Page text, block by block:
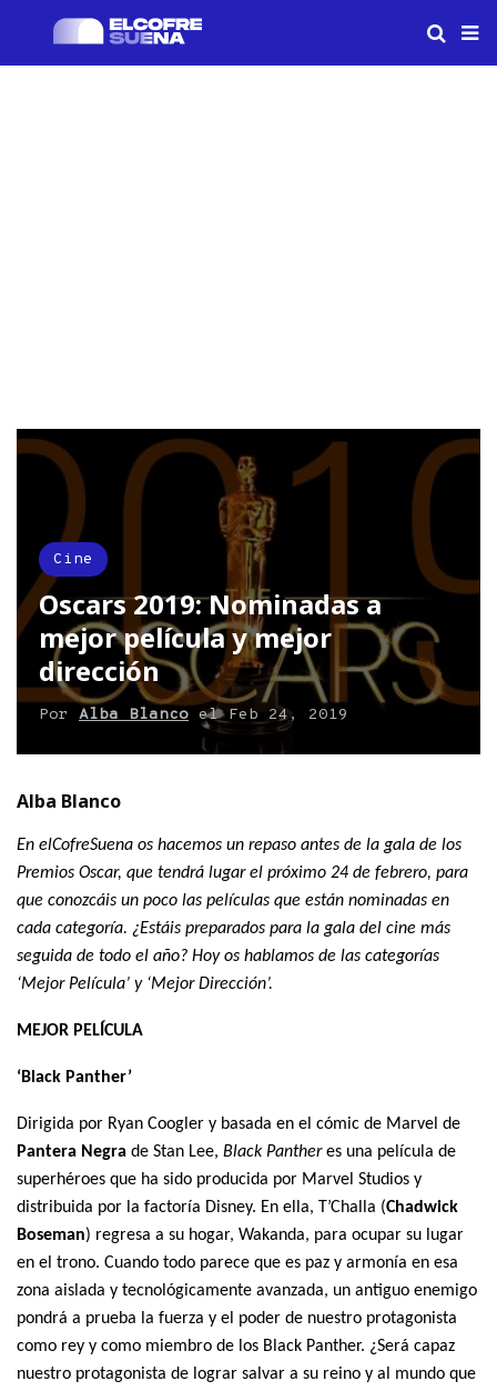
Cine
Oscars 2019: Nominadas a
mejor película y mejor
dirección
Por Alba Blanco el Feb 24, 2019
Alba Blanco
En elCofreSuena os hacemos un repaso antes de la gala de los
Premios Oscar, que tendrá lugar el próximo 24 de febrero, para
que conozcáis un poco las películas que están nominadas en
cada categoría. ¿Estáis preparados para la gala del cine más
seguida de todo el año? Hoy os hablamos de las categorías
‘Mejor Película’ y ‘Mejor Dirección’.
MEJOR PELÍCULA
‘Black Panther’
Dirigida por Ryan Coogler y basada en el cómic de Marvel de
Pantera Negra de Stan Lee, Black Pantheres una película de
superhéroes que ha sido producida por Marvel Studios y
distribuida por la factoría Disney. En ella, T’Challa (Chadwick
Boseman) regresa a su hogar, Wakanda, para ocupar su lugar
en el trono. Cuando todo parece que es paz y armonía en esa
zona aislada y tecnológicamente avanzada, un antiguo enemigo
pondrá a prueba la fuerza y el poder de nuestro protagonista
como rey y como miembro de los Black Panther. ¿Será capaz
nuestro protagonista de lograr salvar a su reino y al mundo que